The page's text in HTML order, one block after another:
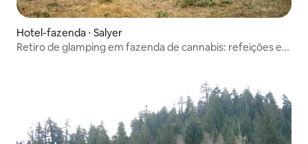
Hotel-fazenda ⋅ Salyer
Retiro de glamping em fazenda de cannabis: refeições e